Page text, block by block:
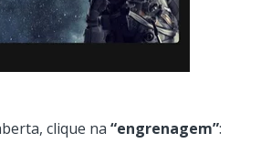
clique na “engrenagem”: